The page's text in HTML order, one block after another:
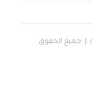
| جميع الحقوق